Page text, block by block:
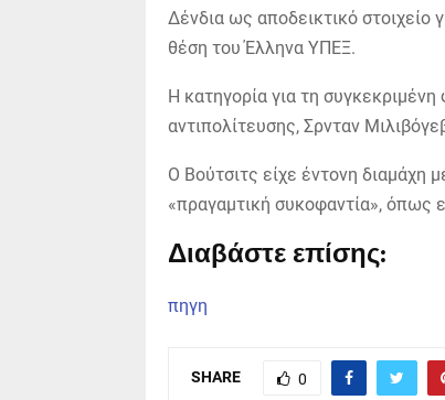
Δένδια ως αποδεικτικό στοιχείο
θέση του Έλληνα ΥΠΕΞ.
Η κατηγορία για τη
αντιπολίτευσης, Σρνταν
Ο Βούτσιτς είχε έντονη διαμάχη
«πραγαμτική συκοφαντία», όπως
Διαβάστε επίσης:
πηγη
SHARE 0